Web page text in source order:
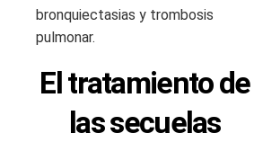
bronquiectasias y trombosis
pulmonar.
El tratamiento de
las secuelas